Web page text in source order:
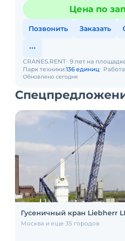
Цена по
Позвонить Заказать
Обновлено сегодня
CRANES.RENT 9 лет на
Парк техники:136 единиц
Гусеничный кран Liebherr
Москва и еще 35 городов